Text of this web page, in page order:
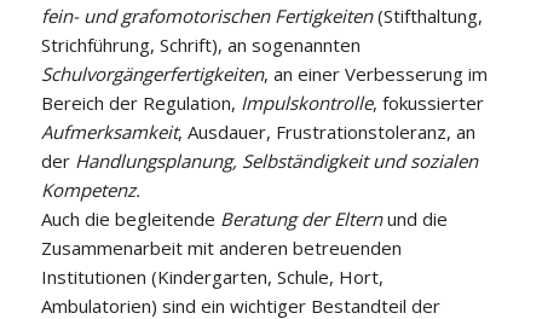
fein- und grafomotorischen Fertigkeiten(Stifthaltung,
Strichführung, Schrift), an sogenannten
Schulvorgängerfertigkeiten, an einer Verbesserung im
Bereich der Regulation, Impulskontrolle, fokussierter
Aufmerksamkeit, Ausdauer, Frustrationstoleranz, an
der Handlungsplanung, Selbständigkeit und sozialen
Kompetenz.
Auch die begleitende Beratung der Elternund die
Zusammenarbeit mit anderen betreuenden
Institutionen (Kindergarten, Schule, Hort,
Ambulatorien) sind ein wichtiger Bestandteil der